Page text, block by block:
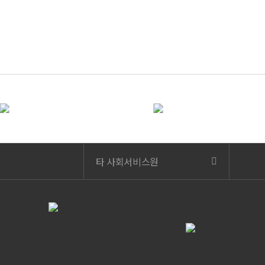
타 사회서비스원